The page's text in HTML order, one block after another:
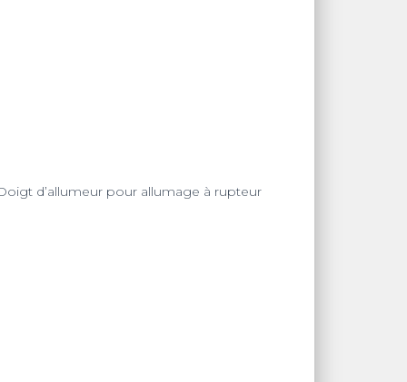
d’allumeur pour allumage à rupteur